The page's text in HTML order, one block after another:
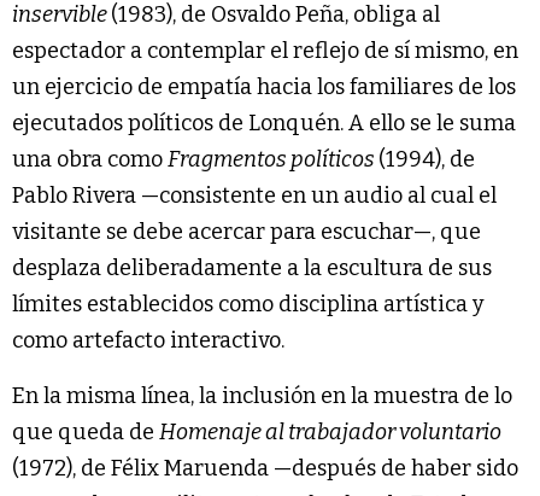
inservible(1983), de Osvaldo Peña, obliga al
espectador a contemplar el reflejo de sí mismo, en
un ejercicio de empatía hacia los familiares de los
ejecutados políticos de Lonquén. A ello se le suma
una obra comoFragmentos políticos (1994), de
Pablo Rivera —consistente en un audio al cual el
visitante se debe acercar para escuchar—, que
desplaza deliberadamente a la escultura de sus
límites establecidos como disciplina artística y
como artefacto interactivo.
En la misma línea, la inclusión en la muestra de lo
que queda de Homenaje al trabajador voluntario
(1972), de Félix Maruenda —después de haber sido